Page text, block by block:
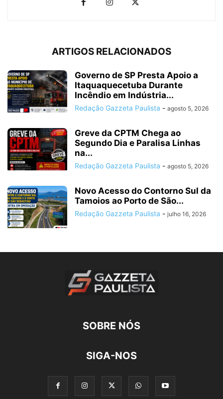
ARTIGOS RELACIONADOS
Governo de SP Presta Apoio a
Itaquaquecetuba Durante
Incêndio em Indústria...
Redação Gazzeta Paulista - agosto 5, 2026
Greve da CPTM Chega ao
Segundo Dia e Paralisa Linhas
na...
Redação Gazzeta Paulista - agosto 5, 2026
Novo Acesso do Contorno Sul da
Tamoios ao Porto de São...
Redação Gazzeta Paulista - julho 16, 2026
SOBRE NÓS
SIGA-NOS